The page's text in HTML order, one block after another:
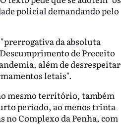
policial demandando pelo
"prerrogativa da absoluta
de Preceito
além de desrespeitar
letais".
mesmo território, também
período, ao menos trinta
no Complexo da Penha, com